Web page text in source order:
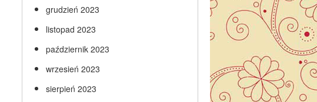
grudzień 2023
listopad 2023
październik 2023
wrzesień 2023
sierpień 2023